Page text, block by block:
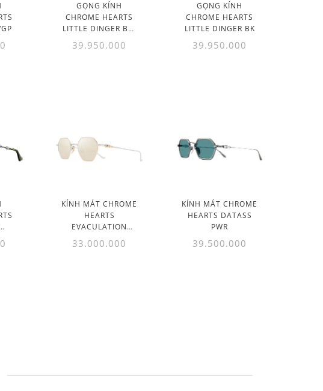
GỌNG KÍNH
CHROME HEARTS
LITTLE DINGER BK-
18KGP
39.950.000
GỌNG KÍNH
CHROME HEARTS
LITTLE DINGER BK
39.950.000
KÍNH MÁT CHROME
HEARTS
EVACULATION
GP/SS
33.000.000
KÍNH MÁT CHROME
HEARTS DATASS
PWR
39.500.000